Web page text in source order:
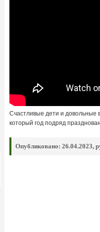
Счастливые дети и довольные
который год подряд
Опубликовано: 26.04.2023,